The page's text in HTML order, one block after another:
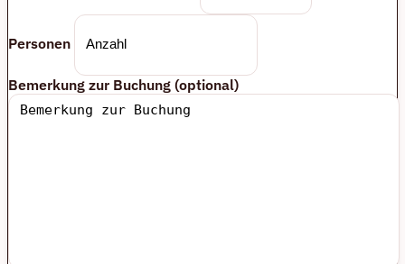
Personen
Bemerkung zur Buchung (optional)